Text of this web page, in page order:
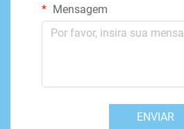
Mensagem
ENVIAR